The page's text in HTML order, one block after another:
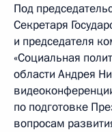
Под
Секретаря
и председателя
«Социальная
области Андрея
по подготовке
вопросам